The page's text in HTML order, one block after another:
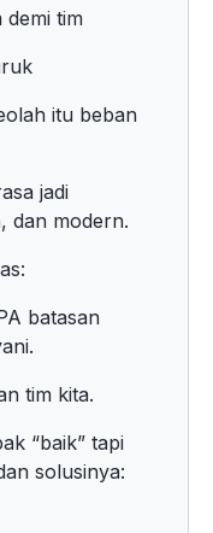
demi tim
itu beban
jadi
dan modern.
batasan
tim kita.
“baik” tapi
solusinya: